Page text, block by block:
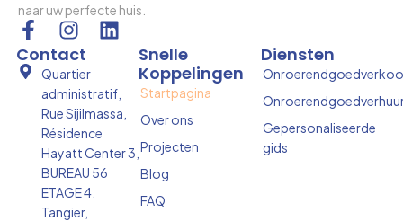
naar uw perfecte huis.
F
a
c
I
n
s
t
a
g
r
a
m
L
k
e
i
Snelle
Koppelingen
Startpagina
Over ons
Projecten
Blog
FAQ
Diensten
Gepersonaliseerde
gids
Contact
Quartier
administratif,
Rue Sijilmassa,
Résidence
Hayatt Center 3,
BUREAU 56
ETAGE 4,
Tangier,